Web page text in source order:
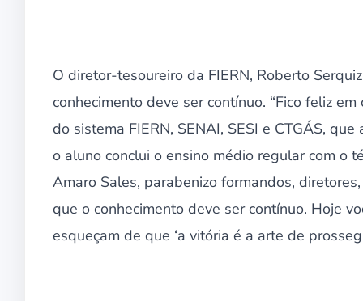
O diretor-tesoureiro da FIERN, Roberto
conhecimento deve ser contínuo. “Fico feliz
do sistema FIERN, SENAI, SESI e CTGÁS,
o aluno conclui o ensino médio regular com o
Amaro Sales, parabenizo formandos,
que o conhecimento deve ser contínuo. Hoje
esqueçam de que ‘a vitória é a arte de